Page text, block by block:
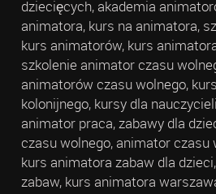
dziecięcych, akademia
animatora, kurs na animatora,
kurs animatorów, kurs
szkolenie animator czasu
animatorów czasu wolnego,
kolonijnego, kursy dla
animator praca, zabawy dla
czasu wolnego, animator czasu
kurs animatora zabaw dla
zabaw, kurs animatora